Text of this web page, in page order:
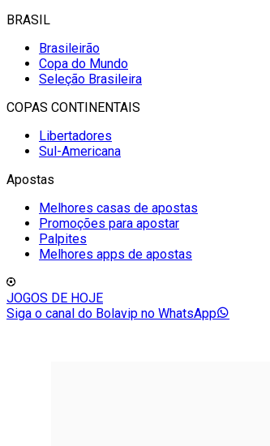
BRASIL
Brasileirão
Copa do Mundo
Seleção Brasileira
COPAS CONTINENTAIS
Libertadores
Sul-Americana
Apostas
Melhores casas de apostas
Promoções para apostar
Palpites
Melhores apps de apostas
JOGOS DE HOJE
Siga o canal do Bolavip no WhatsApp